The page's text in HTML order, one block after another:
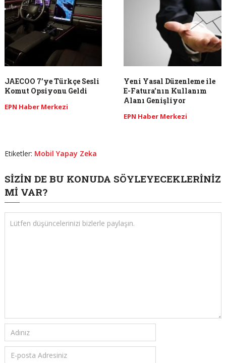
JAECOO 7’ye Türkçe Sesli
Komut Opsiyonu Geldi
EPN Haber Merkezi
Yeni Yasal Düzenleme ile
E-Fatura’nın Kullanım
Alanı Genişliyor
EPN Haber Merkezi
Etiketler: Mobil Yapay Zeka
SIZIN DE BU KONUDA SÖYLEYECEKLERINIZ
MI VAR?